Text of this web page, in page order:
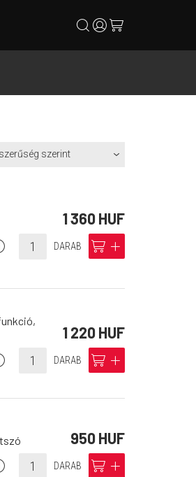
search usercart
1 360 HUF
DARAB cart add
1 220 HUF
DARAB cart add
950 HUF
DARAB cart add